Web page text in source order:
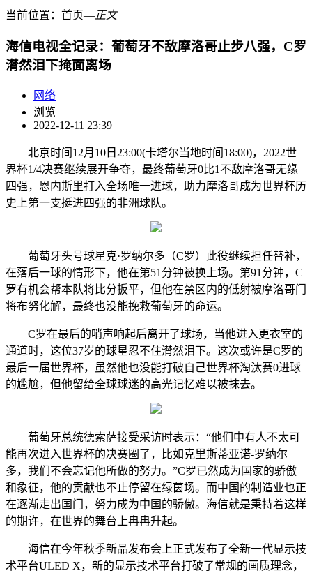
当前位置： 首页―正文
海信电视全记录：葡萄牙不敌摩洛哥止步八强，C罗
潸然泪下掩面离场
网络
浏览
2022-12-11 23:39
北京时间12月10日23:00(卡塔尔当地时间18:00)，2022世
界杯1/4决赛继续展开争夺，最终葡萄牙0比1不敌摩洛哥无缘
四强，恩内斯里打入全场唯一进球，助力摩洛哥成为世界杯历
史上第一支挺进四强的非洲球队。
葡萄牙头号球星克·罗纳尔多（C罗）此役继续担任替补，
在落后一球的情形下，他在第51分钟被换上场。第91分钟，C
罗有机会帮本队将比分扳平，但他在禁区内的低射被摩洛哥门
将布努化解，最终也没能挽救葡萄牙的命运。
C罗在最后的哨声响起后离开了球场，当他进入更衣室的
通道时，这位37岁的球星忍不住潸然泪下。这次或许是C罗的
最后一届世界杯，虽然他也没能打破自己世界杯淘汰赛0进球
的尴尬，但他留给全球球迷的高光记忆难以被抹去。
葡萄牙总统德索萨接受采访时表示：“他们中有人不太可
能再次进入世界杯的决赛圈了，比如克里斯蒂亚诺-罗纳尔
多，我们不会忘记他所做的努力。”C罗已然成为国家的骄傲
和象征，他的贡献也不止停留在绿茵场。而中国的制造业也正
在逐渐走出国门，努力成为中国的骄傲。海信就是秉持着这样
的期许，在世界的舞台上冉冉升起。
海信在今年秋季新品发布会上正式发布了全新一代显示技
术平台ULED X，新的显示技术平台打破了常规的画质理念，